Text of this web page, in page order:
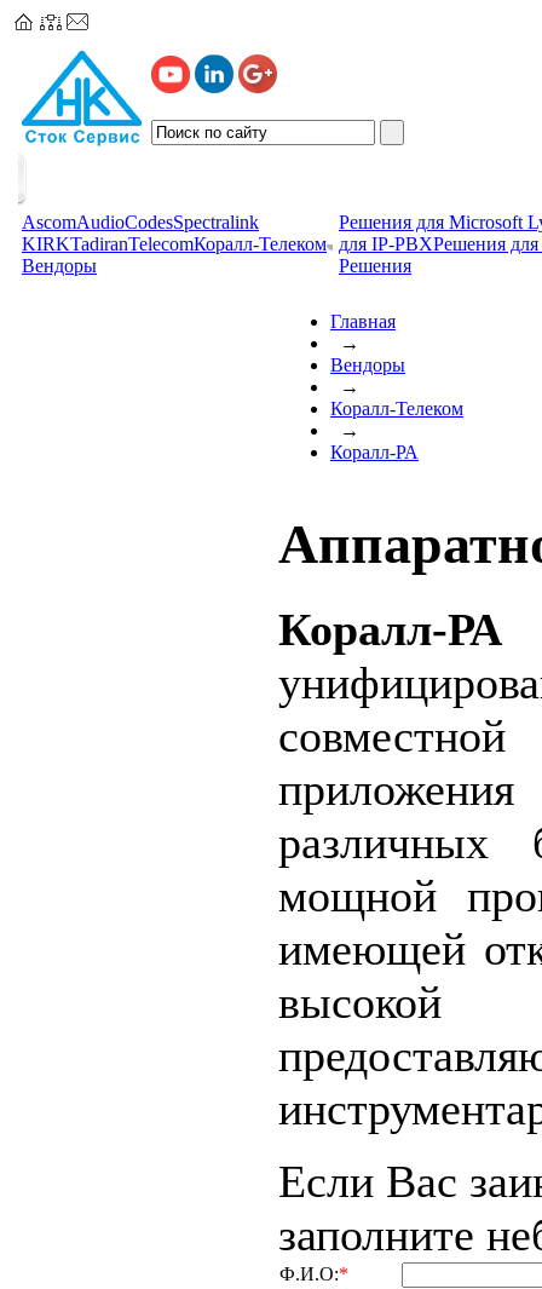
AscomAudioCodesSpectralink
KIRKTadiranTelecomКоралл-Телеком
Вендоры
Решения для Microsoft
для IP-PBXРешения
Решения
Главная
→
Вендоры
→
Коралл-Телеком
→
Коралл-РА
Коралл-РА
различных
мощной
имеющей
высокой
Если Вас
заполните
Ф.И.О:*